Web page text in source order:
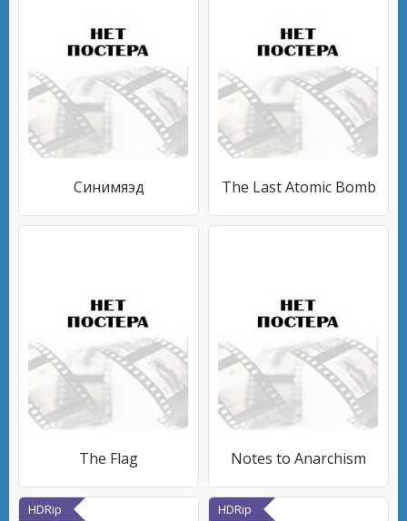
Синимяэд The Last Atomic Bomb
The Flag Notes to Anarchism
HDRip HDRip